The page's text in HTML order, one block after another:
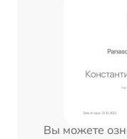
Вы можете